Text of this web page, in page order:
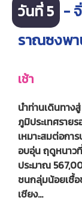
วันที่ 5 -
ราณซงพ
เช้า
นำท่านเดินทางสู่
ภูมิประเทศราย
เหมาะสมต่อกา
อบอุ่น ฤดูหนาว
ประมาณ
ชนกลุ่มน้อยเชื้อ
เชียง…